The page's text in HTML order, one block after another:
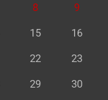
8 9
15 16
22 23
29 30